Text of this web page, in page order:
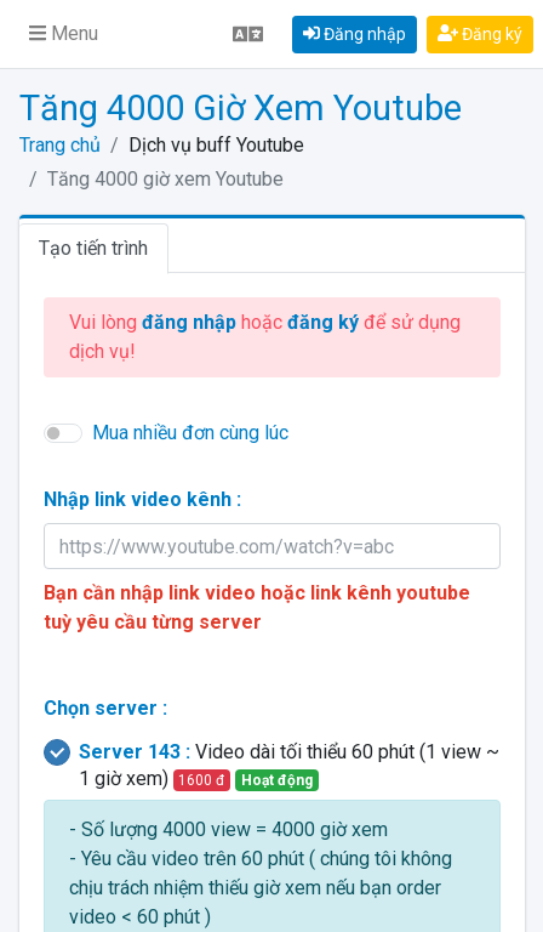
Menu Đăng nhập Đăng ký
Tăng 4000 Giờ Xem Youtube
Trang chủ
Dịch vụ buff Youtube
Tăng 4000 giờ xem Youtube
Tạo tiến trình
Vui lòng đăng nhậphoặc đăng kýđể sử dụng
dịch vụ!
Mua nhiều đơn cùng lúc
Nhập link video kênh :
Bạn cần nhập link video hoặc link kênh youtube
tuỳ yêu cầu từng server
Chọn server :
Server 143 :Video dài tối thiểu 60 phút (1 view ~
1 giờ xem)
1600 đ Hoạt động
- Số lượng 4000 view = 4000 giờ xem
- Yêu cầu video trên 60 phút ( chúng tôi không
chịu trách nhiệm thiếu giờ xem nếu bạn order
video < 60 phút )